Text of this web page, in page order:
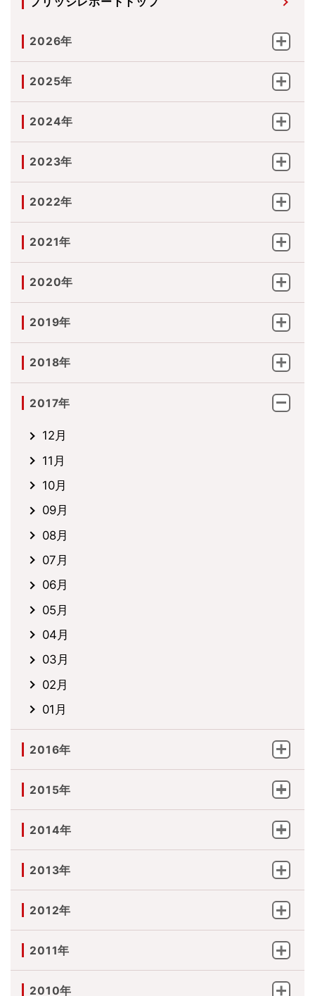
2026年
2025年
2024年
2023年
2022年
2021年
2020年
2019年
2018年
2017年
12月
11月
10月
09月
08月
07月
06月
05月
04月
03月
02月
01月
2016年
2015年
2014年
2013年
2012年
2011年
2010年